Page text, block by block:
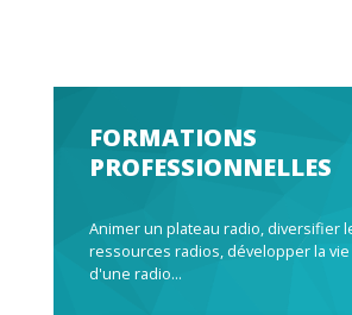
FORMATIONS
PROFESSIONNELLES
Animer un plateau radio, diversifier
ressources radios, développer la vie
d'une radio...